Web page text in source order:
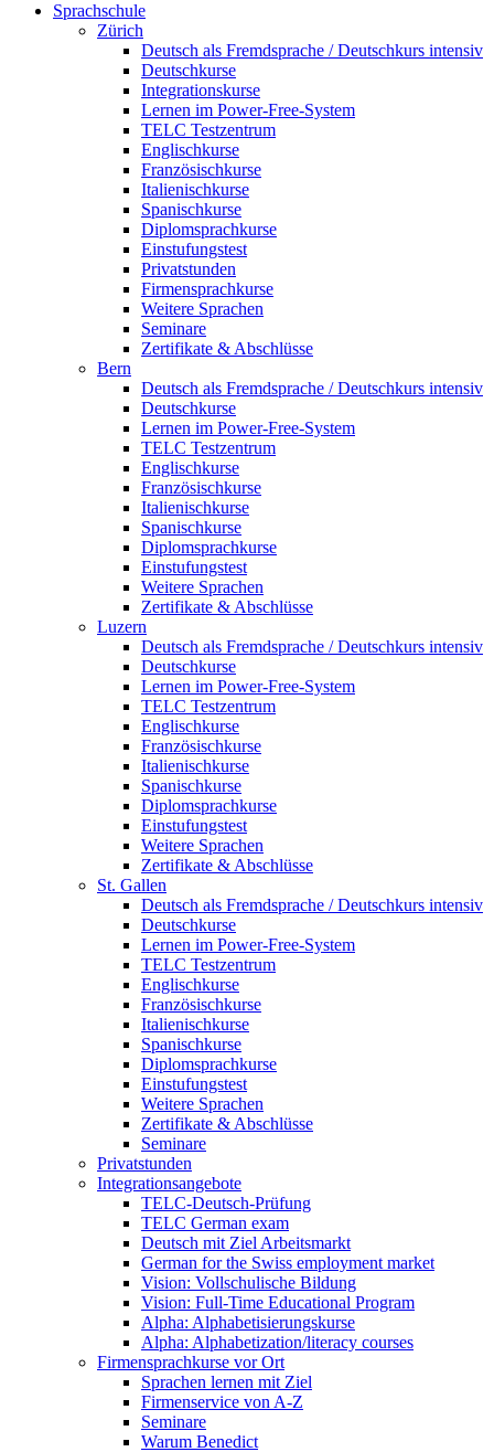
Sprachschule
Zürich
Deutsch als Fremdsprache / Deutschkurs intensiv
Deutschkurse
Integrationskurse
Lernen im Power-Free-System
TELC Testzentrum
Englischkurse
Französischkurse
Italienischkurse
Spanischkurse
Diplomsprachkurse
Einstufungstest
Privatstunden
Firmensprachkurse
Weitere Sprachen
Seminare
Zertifikate & Abschlüsse
Bern
Deutsch als Fremdsprache / Deutschkurs intensiv
Deutschkurse
Lernen im Power-Free-System
TELC Testzentrum
Englischkurse
Französischkurse
Italienischkurse
Spanischkurse
Diplomsprachkurse
Einstufungstest
Weitere Sprachen
Zertifikate & Abschlüsse
Luzern
Deutsch als Fremdsprache / Deutschkurs intensiv
Deutschkurse
Lernen im Power-Free-System
TELC Testzentrum
Englischkurse
Französischkurse
Italienischkurse
Spanischkurse
Diplomsprachkurse
Einstufungstest
Weitere Sprachen
Zertifikate & Abschlüsse
St. Gallen
Deutsch als Fremdsprache / Deutschkurs intensiv
Deutschkurse
Lernen im Power-Free-System
TELC Testzentrum
Englischkurse
Französischkurse
Italienischkurse
Spanischkurse
Diplomsprachkurse
Einstufungstest
Weitere Sprachen
Zertifikate & Abschlüsse
Seminare
Privatstunden
Integrationsangebote
TELC-Deutsch-Prüfung
TELC German exam
Deutsch mit Ziel Arbeitsmarkt
German for the Swiss employment market
Vision: Vollschulische Bildung
Vision: Full-Time Educational Program
Alpha: Alphabetisierungskurse
Alpha: Alphabetization/literacy courses
Firmensprachkurse vor Ort
Sprachen lernen mit Ziel
Firmenservice von A-Z
Seminare
Warum Benedict